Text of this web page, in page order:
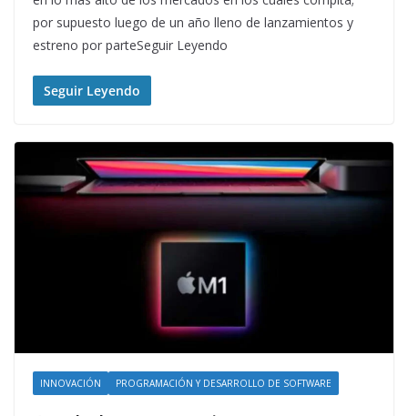
por supuesto luego de un año lleno de lanzamientos y
estreno por parteSeguir Leyendo
Seguir Leyendo
INNOVACIÓN PROGRAMACIÓN Y DESARROLLO DE SOFTWARE